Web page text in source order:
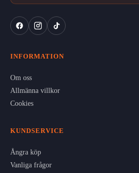
INFORMATION
Om oss
Allmänna villkor
Cookies
KUNDSERVICE
Ångra köp
Vanliga frågor